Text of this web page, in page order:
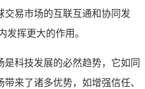
易市场的互联互通和协同发
发挥更大的作用。
是科技发展的必然趋势，它如同
来了诸多优势，如增强信任、